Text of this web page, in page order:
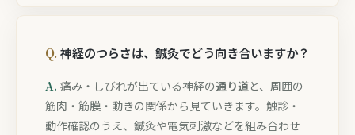
神経のつらさは、鍼灸でどう向き合いますか？
痛み・しびれが出ている神経の通り道と、周囲の
筋肉・筋膜・動きの関係から見ていきます。触診・
動作確認のうえ、鍼灸や電気刺激などを組み合わせ